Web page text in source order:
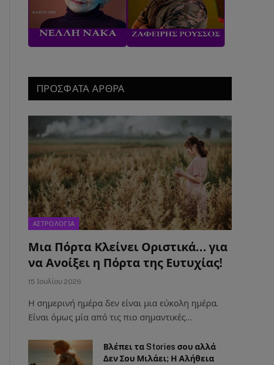
ΠΡΟΣΦΑΤΑ ΑΡΘΡΑ
ΑΣΤΡΟΛΟΓΙΑ
Μια Πόρτα Κλείνει Οριστικά… για
να Ανοίξει η Πόρτα της Ευτυχίας!
15 Ιουλίου 2026
Η σημερινή ημέρα δεν είναι μια εύκολη ημέρα.
Είναι όμως μία από τις πιο σημαντικές…
Βλέπει τα Stories σου αλλά
Δεν Σου Μιλάει; Η Αλήθεια